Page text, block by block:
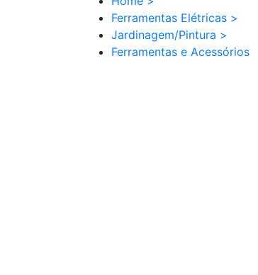
Ferramentas Elétricas >
Jardinagem/Pintura >
Ferramentas e Acessórios